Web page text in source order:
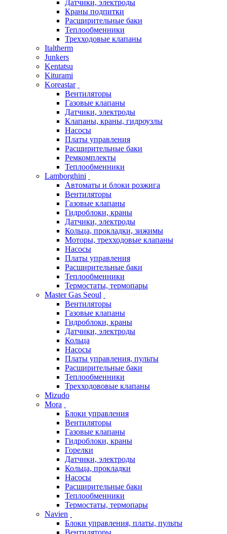
Датчики, электроды
Краны подпитки
Расширительные баки
Теплообменники
Трехходовые клапаны
Italtherm
Junkers
Kentatsu
Kiturami
Koreastar
Вентиляторы
Газовые клапаны
Датчики, электроды
Клапаны, краны, гидроузлы
Насосы
Платы управления
Расширительные баки
Ремкомплекты
Теплообменники
Lamborghini
Автоматы и блоки розжига
Вентиляторы
Газовые клапаны
Гидроблоки, краны
Датчики, электроды
Кольца, прокладки, зижимы
Моторы, трехходовые клапаны
Насосы
Платы управления
Расширительные баки
Теплообменники
Термостаты, термопары
Master Gas Seoul
Вентиляторы
Газовые клапаны
Гидроблоки, краны
Датчики, электроды
Кольца
Насосы
Платы управления, пульты
Расширительные баки
Теплообменники
Трехходововые клапаны
Mizudo
Mora
Блоки управления
Вентиляторы
Газовые клапаны
Гидроблоки, краны
Горелки
Датчики, электроды
Кольца, прокладки
Насосы
Расширительные баки
Теплообменники
Термостаты, термопары
Navien
Блоки управления, платы, пульты